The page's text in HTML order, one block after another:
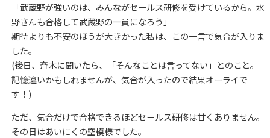
「武蔵野が強いのは、みんながセールス研修を受けているから。水
野さんも合格して武蔵野の一員になろう」
期待よりも不安のほうが大きかった私は、この一言で気合が入りま
した。
(後日、斉木に聞いたら、「そんなことは言ってない」とのこと。
記憶違いかもしれませんが、気合が入ったので結果オーライで
す！)
ただ、気合だけで合格できるほどセールス研修は甘くありません。
その日はあいにくの空模様でした。